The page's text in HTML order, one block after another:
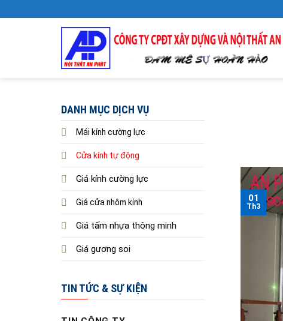
to
DANH MỤC DỊCH VỤ
Mái kính cường lực
Cửa kính tự động
Giá kính cường lực
Giá cửa nhôm kính
Giá tấm nhựa thông minh
Giá gương soi
TIN TỨC & SỰ KIỆN
01
Th3